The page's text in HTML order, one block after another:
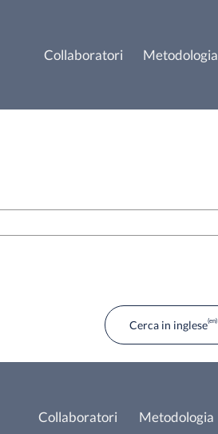
Collaboratori Metodologia
Cerca in inglese
Collaboratori Metodologia